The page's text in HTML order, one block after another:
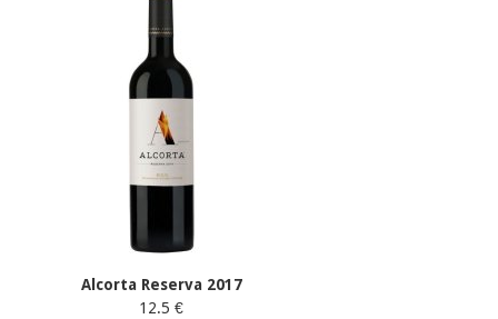
Alcorta Reserva 2017
12.5 €